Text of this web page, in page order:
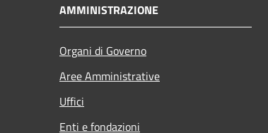
AMMINISTRAZIONE
Organi di Governo
Aree Amministrative
Uffici
Enti e fondazioni